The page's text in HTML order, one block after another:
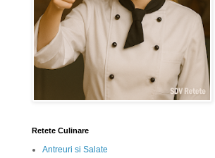
Retete Culinare
Antreuri si Salate